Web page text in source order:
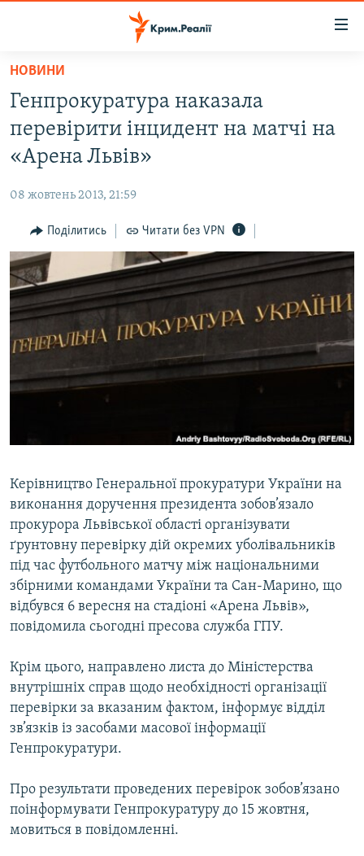
Перейти
основного
матеріалу
Перейти
до
основної
Перейти
до
пошуку
ВОДА.КРИМ
ВІДЕО ТА ФОТО
БЛОГИ
ПОГЛЯД
ІНТЕРВ'Ю
ВСЕ ЗА ДЕНЬ
СПЕЦПРОЕКТИ
ДЕПОРТАЦІЯ
ВІДЕОУРОКИ «ELIFBE»
СВІДЧЕННЯ ОКУПАЦІЇ
УКРАЇНСЬКА ПРОБЛЕМА КРИМУ
ЯК ОБІЙТИ БЛОКУВАННЯ
Русский
Усі сайти RFE/RL
НОВИНИ
Генпрокуратура наказала
перевірити інцидент на матчі на
«Арена Львів»
08 жовтень 2013, 21:59
Поділитись Читати без VPN
Керівництво Генеральної прокуратури України на
виконання доручення президента зобов’язало
прокурора Львівської області організувати
ґрунтовну перевірку дій окремих уболівальників
під час футбольного матчу між національними
збірними командами України та Сан-Марино, що
відбувся 6 вересня на стадіоні «Арена Львів»,
повідомила сьогодні пресова служба ГПУ.
Крім цього, направлено листа до Міністерства
внутрішніх справ щодо необхідності організації
перевірки за вказаним фактом, інформує відділ
зв’язків із засобами масової інформації
Генпрокуратури.
Про результати проведених перевірок зобов’язано
поінформувати Генпрокуратуру до 15 жовтня,
мовиться в повідомленні.